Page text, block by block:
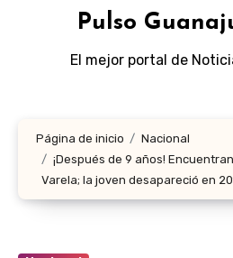
Pulso
El mejor portal de
Página de inicio
Nacional
¡Después de 9 años!
Varela; la joven desapareció en